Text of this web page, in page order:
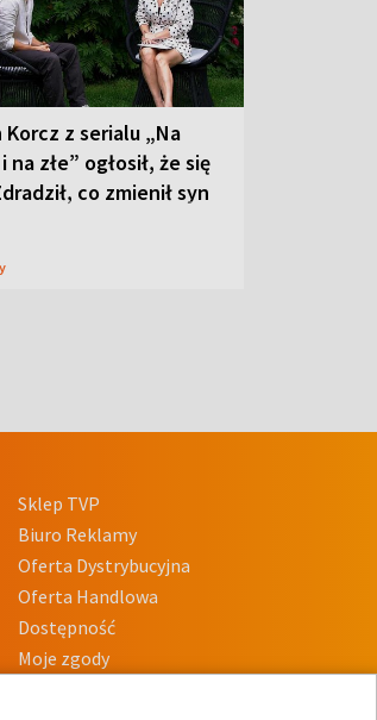
Korcz z serialu „Na
na złe” ogłosił, że się
co zmienił syn
Sklep TVP
Biuro Reklamy
Oferta Dystrybucyjna
Oferta Handlowa
Dostępność
Moje zgody